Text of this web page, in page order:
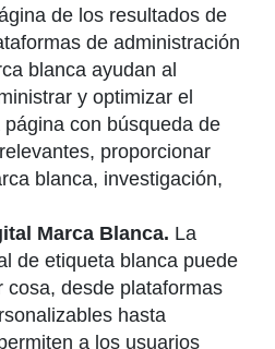
de los resultados de
de administración
blanca ayudan al
y optimizar el
con búsqueda de
proporcionar
blanca, investigación,
Marca Blanca. La
de etiqueta blanca puede
cosa, desde plataformas
hasta
a los usuarios